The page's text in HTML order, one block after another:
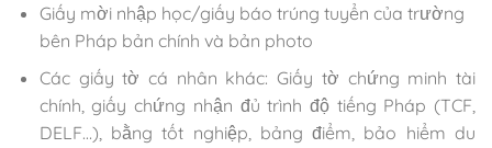
Giấy mời nhập học/giấy báo trúng tuyển của trường
bên Pháp bản chính và bản photo
Các giấy tờ cá nhân khác: Giấy tờ chứng minh tài
chính, giấy chứng nhận đủ trình độ tiếng Pháp (TCF,
DELF…), bằng tốt nghiệp, bảng điểm, bảo hiểm du